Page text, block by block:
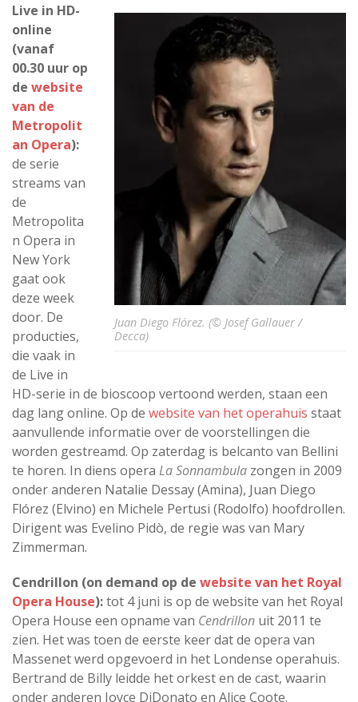
Juan Diego Flórez. (© Josef Gallauer /
Decca)
Live in HD-
online
(vanaf
00.30 uur op
de website
van de
Metropolit
an Opera):
de serie
streams van
de
Metropolita
n Opera in
New York
gaat ook
deze week
door. De
producties,
die vaak in
de Live in
HD-serie in de bioscoop vertoond werden, staan een
dag lang online. Op de website van het operahuis staat
aanvullende informatie over de voorstellingen die
worden gestreamd. Op zaterdag is belcanto van Bellini
te horen. In diens opera La Sonnambula zongen in 2009
onder anderen Natalie Dessay (Amina), Juan Diego
Flórez (Elvino) en Michele Pertusi (Rodolfo) hoofdrollen.
Dirigent was Evelino Pidò, de regie was van Mary
Zimmerman.
Cendrillon (on demand op de website van het Royal
Opera House):tot 4 juni is op de website van het Royal
Opera House een opname van Cendrillon uit 2011 te
zien. Het was toen de eerste keer dat de opera van
Massenet werd opgevoerd in het Londense operahuis.
Bertrand de Billy leidde het orkest en de cast, waarin
onder anderen Joyce DiDonato en Alice Coote.